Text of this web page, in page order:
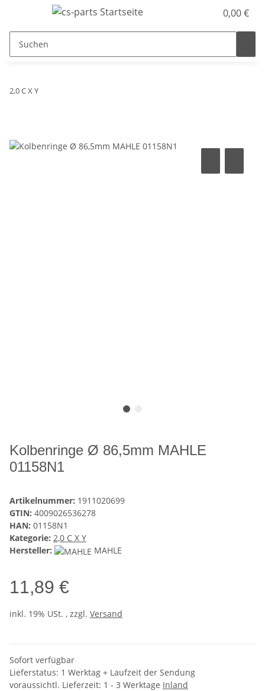
0,00 €
2,0 C X Y
Kolbenringe Ø 86,5mm MAHLE
01158N1
Artikelnummer: 1911020699
GTIN: 4009026536278
HAN: 01158N1
Kategorie: 2,0 C X Y
Hersteller:
MAHLE
11,89 €
inkl. 19% USt. , zzgl. Versand
Sofort verfügbar
Lieferstatus: 1 Werktag + Laufzeit der Sendung
voraussichtl. Lieferzeit: 1 - 3 Werktage Inland